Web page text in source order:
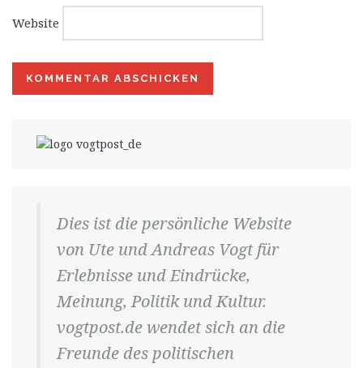
Website
Dies ist die persönliche Website
von Ute und Andreas Vogt für
Erlebnisse und Eindrücke,
Meinung, Politik und Kultur.
vogtpost.de wendet sich an die
Freunde des politischen